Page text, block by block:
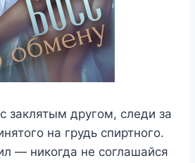
заклятым другом, следи за
на грудь спиртного.
— никогда не соглашайся